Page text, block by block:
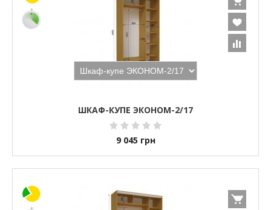
ШКАФ-КУПЕ ЭКОНОМ-2/17
9 045 грн